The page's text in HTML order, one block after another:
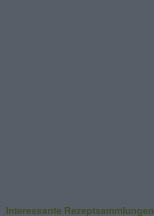
Interessante Rezeptsammlungen